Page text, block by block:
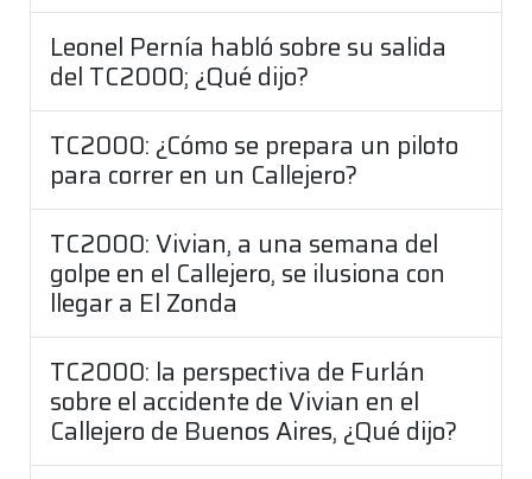
Leonel Pernía habló sobre su salida
del TC2000; ¿Qué dijo?
TC2000: ¿Cómo se prepara un piloto
para correr en un Callejero?
TC2000: Vivian, a una semana del
golpe en el Callejero, se ilusiona con
llegar a El Zonda
TC2000: la perspectiva de Furlán
sobre el accidente de Vivian en el
Callejero de Buenos Aires, ¿Qué dijo?